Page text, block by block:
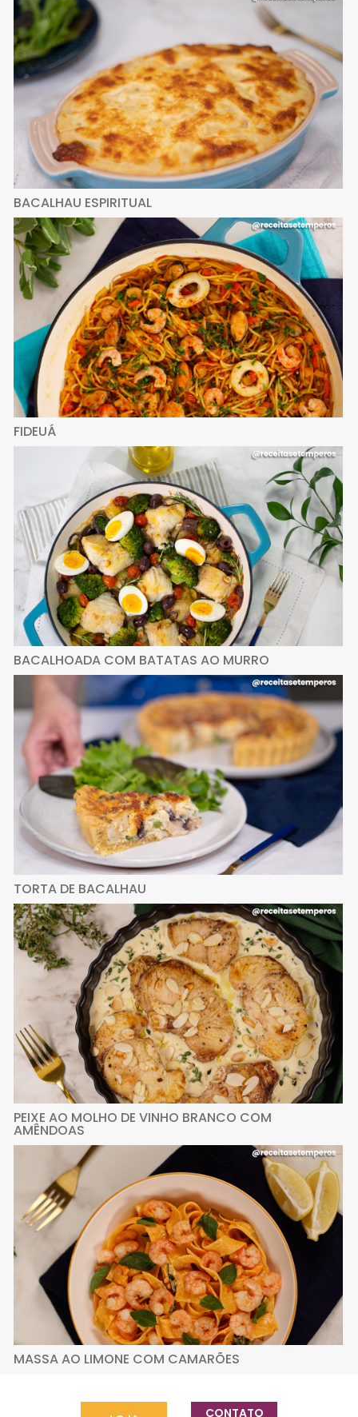
BACALHAU ESPIRITUAL
FIDEUÁ
BACALHOADA COM BATATAS AO MURRO
TORTA DE BACALHAU
PEIXE AO MOLHO DE VINHO BRANCO COM
AMÊNDOAS
MASSA AO LIMONE COM CAMARÕES
CONTATO